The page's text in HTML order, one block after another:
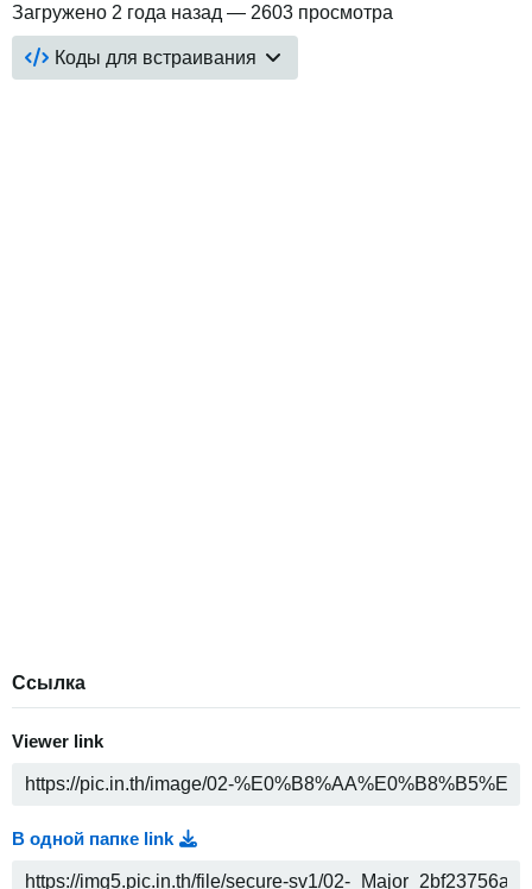
Загружено 2 года назад — 2603 просмотра
Коды для встраивания
Ссылка
Viewer link
В одной папке link